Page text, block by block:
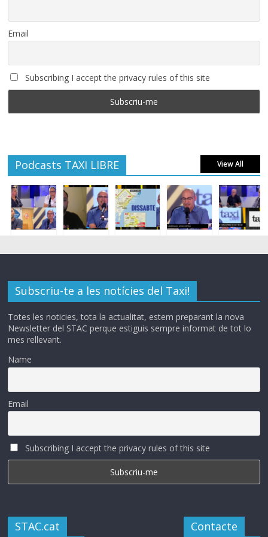
Email
Subscribing I accept the privacy rules of this site
Podcasts TAXI LIBRE View All
Subscriu-te a les notícies del Taxi!
Totes les noticies, tota la actualitat, estem preparant la nova
Newsletter del STAC perque estiguis sempre informat de tot lo
mes rellevant.
Name
Email
Subscribing I accept the privacy rules of this site
STAC.cat Contacte